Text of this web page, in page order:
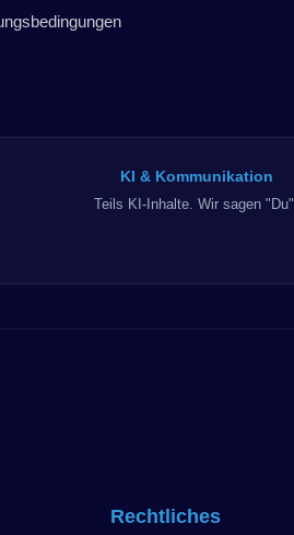
KI & Kommunikation
Teils KI-Inhalte. Wir sagen "Du".
Rechtliches